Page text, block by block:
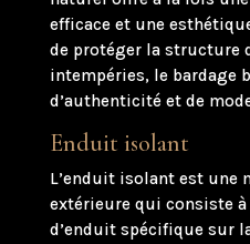
efficace et une
de protéger la structure
intempéries, le bardage
d’authenticité et de
Enduit isolant
L’enduit isolant est une
extérieure qui consiste
d’enduit spécifique sur